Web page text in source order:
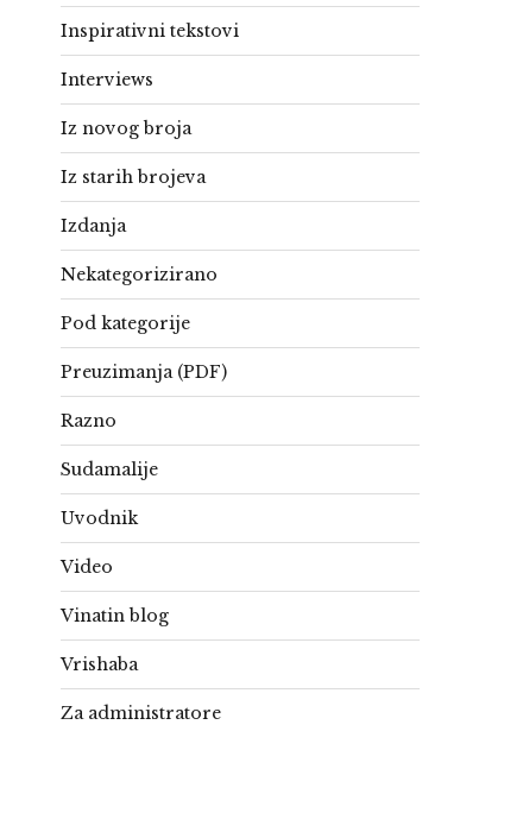
Inspirativni tekstovi
Interviews
Iz novog broja
Iz starih brojeva
Izdanja
Nekategorizirano
Pod kategorije
Preuzimanja (PDF)
Razno
Sudamalije
Uvodnik
Video
Vinatin blog
Vrishaba
Za administratore